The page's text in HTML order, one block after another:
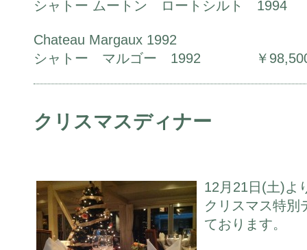
シャトー ムートン ロートシルト
Chateau Margaux 1992
シャトー マルゴー 1992 ￥
クリスマスディナー
12月21日(土)よ
クリスマス特別
ております。